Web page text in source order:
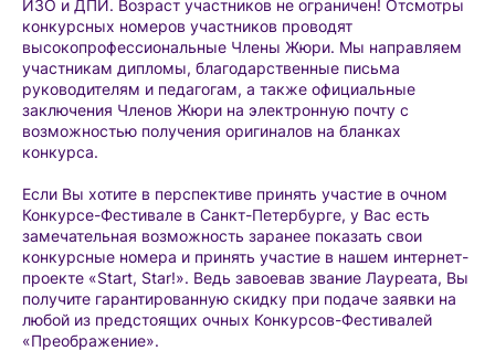
ИЗО и ДПИ. Возраст участников не ограничен! Отсмотры
конкурсных номеров участников проводят
высокопрофессиональные Члены Жюри. Мы направляем
участникам дипломы, благодарственные письма
руководителям и педагогам, а также официальные
заключения Членов Жюри на электронную почту с
возможностью получения оригиналов на бланках
конкурса.
Если Вы хотите в перспективе принять участие в очном
Конкурсе-Фестивале в Санкт-Петербурге, у Вас есть
замечательная возможность заранее показать свои
конкурсные номера и принять участие в нашем интернет-
проекте «Start, Star!». Ведь завоевав звание Лауреата, Вы
получите гарантированную скидку при подаче заявки на
любой из предстоящих очных Конкурсов-Фестивалей
«Преображение».